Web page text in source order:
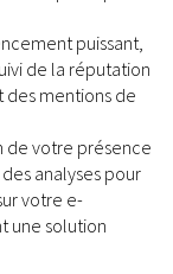
puissant,
de la réputation
des mentions de
de votre présence
analyses pour
votre e-
une solution